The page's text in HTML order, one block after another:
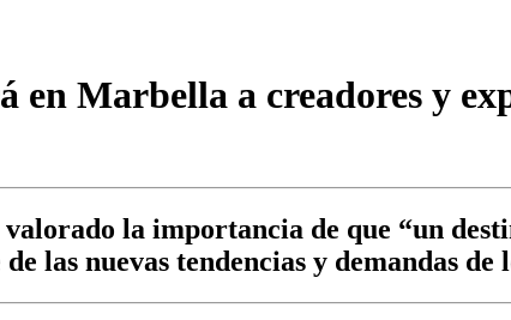
Marbella a creadores y
la importancia de que “un
las nuevas tendencias y demandas de